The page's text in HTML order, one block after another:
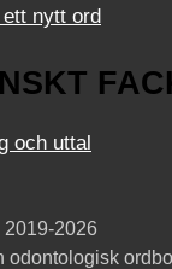
ett nytt ord
och uttal
2026
odontologisk